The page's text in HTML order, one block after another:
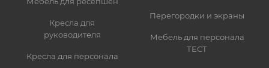
Кресла для
руководителя
Кресла для персонала
Перегородки и экраны
Мебель для персонала
ТЕСТ